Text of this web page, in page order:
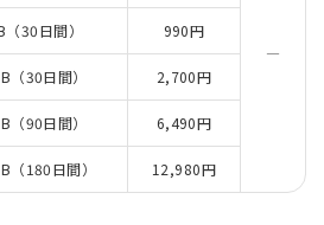
―
30日間） 990円
（30日間） 2,700円
（90日間） 6,490円
（180日間） 12,980円